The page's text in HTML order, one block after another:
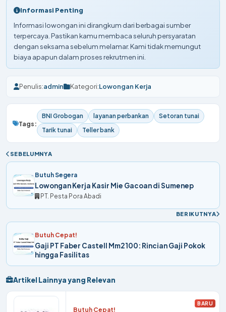
Informasi Penting
Informasi lowongan ini dirangkum dari berbagai sumber
terpercaya. Pastikan kamu membaca seluruh persyaratan
dengan seksama sebelum melamar. Kami tidak memungut
biaya apapun dalam proses rekrutmen ini.
Penulis:admin Kategori:Lowongan Kerja
Tags:
BNI Grobogan layanan perbankan
Setoran tunai
Tarik tunai
Teller bank
SEBELUMNYA
Butuh Segera
Lowongan Kerja Kasir Mie Gacoan di Sumenep
PT. Pesta Pora Abadi
BERIKUTNYA
Butuh Cepat!
Gaji PT Faber Castell Mm2100: Rincian Gaji Pokok
hingga Fasilitas
Artikel Lainnya yang Relevan
Butuh Cepat!
BARU